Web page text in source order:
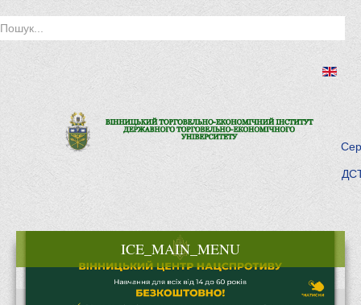
ICE_MAIN_MENU